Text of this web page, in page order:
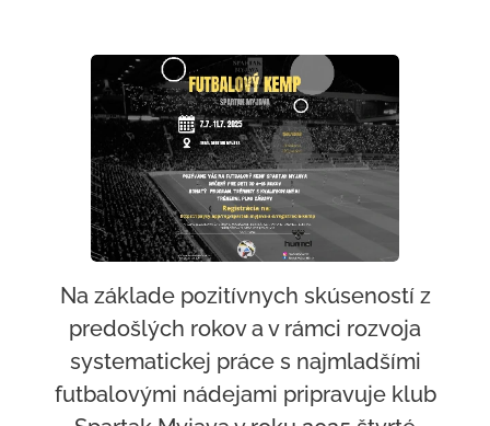
Na základe pozitívnych skúseností z
predošlých rokov a v rámci rozvoja
systematickej práce s najmladšími
futbalovými nádejami pripravuje klub